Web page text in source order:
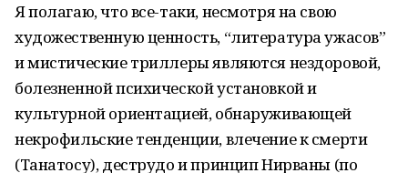
Я полагаю, что все-таки, несмотря на свою
художественную ценность, “литература ужасов”
и мистические триллеры являются нездоровой,
болезненной психической установкой и
культурной ориентацией, обнаруживающей
некрофильские тенденции, влечение к смерти
(Танатосу), деструдо и принцип Нирваны (по